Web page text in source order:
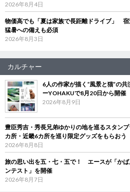
2026年8月4日
物価高でも「夏は家族で長距離ドライブ」 宿
猛暑への備えも必須
2026年8月3日
カルチャー
6人の作家が描く“風景と猫”の
ーYOHAKUで8月20日から開催
2026年8月9日
豊臣秀吉・秀長兄弟ゆかりの地を巡るスタン
カ所・近畿6カ所を巡り限定グッズをもらおう
2026年8月8日
旅の思い出を五・七・五で！ エースが「か
ンテスト」を開催
2026年8月7日